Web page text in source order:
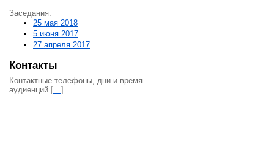
Заседания:
25 мая 2018
5 июня 2017
27 апреля 2017
Контакты
Контактные телефоны, дни и время
аудиенций […]